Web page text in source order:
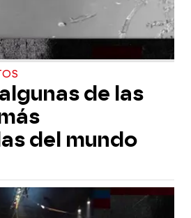
de las
del mundo